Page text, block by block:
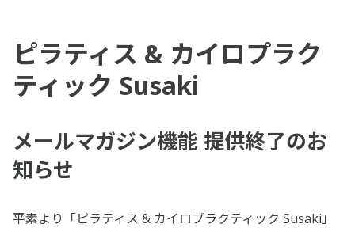
ピラティス & カイロプラク
ティック Susaki
メールマガジン機能 提供終了のお
知らせ
平素より「ピラティス & カイロプラクティック Susaki」